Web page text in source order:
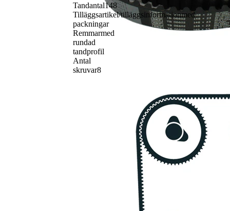
Tandantal148
Tilläggsartikel/tilläggsinformationmed
packningar
Remmarmed
rundad
tandprofil
Antal
skruvar8